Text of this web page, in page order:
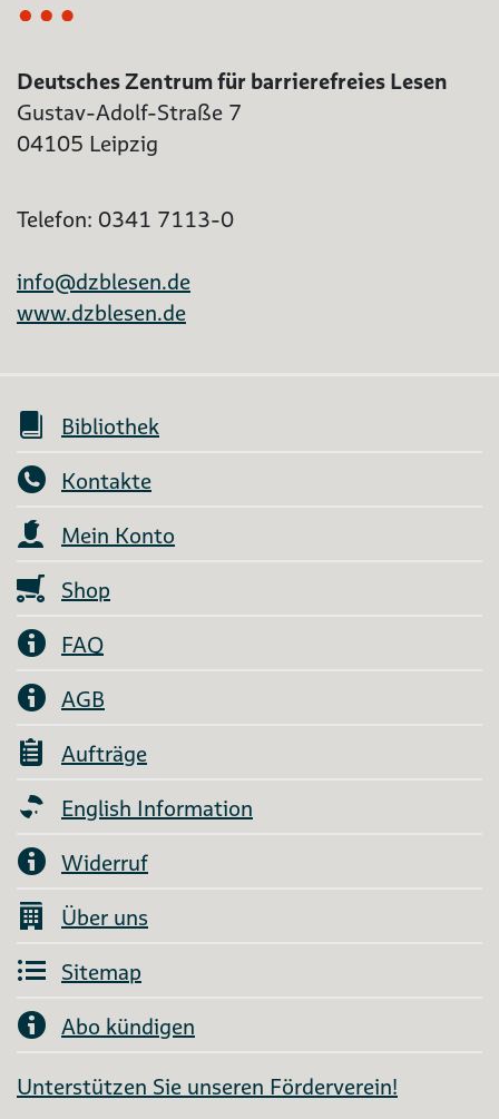
Deutsches Zentrum für barrierefreies Lesen
Gustav-Adolf-Straße 7
04105 Leipzig
Telefon: 0341 7113-0
info@dzblesen.de
www.dzblesen.de
Bibliothek
Kontakte
Mein Konto
Shop
FAQ
AGB
Aufträge
English Information
Widerruf
Über uns
Sitemap
Abo kündigen
Unterstützen Sie unseren Förderverein!